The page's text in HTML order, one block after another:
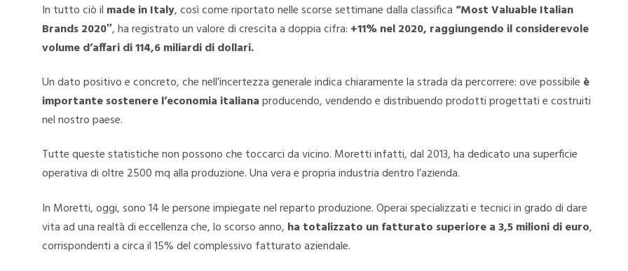
In tutto ciò il made in Italy, così come riportato nelle scorse settimane dalla classifica“Most Valuable Italian
Brands 2020″, ha registrato un valore di crescita a doppia cifra: +11% nel 2020, raggiungendo il considerevole
volume d’affari di 114,6 miliardi di dollari.
Un dato positivo e concreto, che nell’incertezza generale indica chiaramente la strada da percorrere: ove possibile è
importante sostenere l’economia italianaproducendo, vendendo e distribuendo prodotti progettati e costruiti
nel nostro paese.
Tutte queste statistiche non possono che toccarci da vicino. Moretti infatti, dal 2013, ha dedicato una superficie
operativa di oltre 2500 mq alla produzione. Una vera e propria industria dentro l’azienda.
In Moretti, oggi, sono 14 le persone impiegate nel reparto produzione. Operai specializzati e tecnici in grado di dare
vita ad una realtà di eccellenza che, lo scorso anno, ha totalizzato un fatturato superiore a 3,5 milioni di euro,
corrispondenti a circa il 15% del complessivo fatturato aziendale.